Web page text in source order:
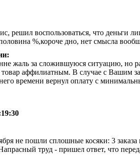
решил воспользоваться, что деньги
%,короче дно, нет смысла
жаль за сложившуюся ситуацию, но
аффилиатным. В случае с Вашим
времени вернул оплату с
не пошли сплошные косяки: 3
Напрасный труд - пришел ответ, что